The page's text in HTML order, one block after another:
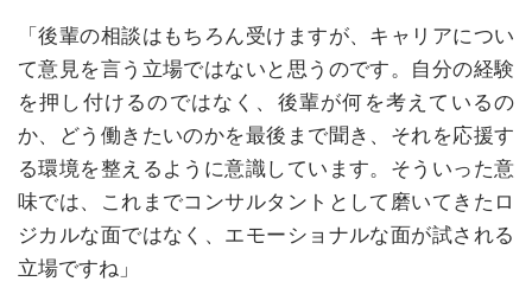
「後輩の相談はもちろん受けますが、キャリアについ
て意見を言う立場ではないと思うのです。自分の経験
を押し付けるのではなく、後輩が何を考えているの
か、どう働きたいのかを最後まで聞き、それを応援す
る環境を整えるように意識しています。そういった意
味では、これまでコンサルタントとして磨いてきたロ
ジカルな面ではなく、エモーショナルな面が試される
立場ですね」